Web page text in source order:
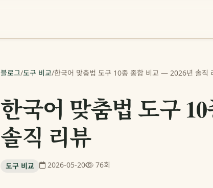
블로그/도구 비교/한국어 맞춤법 도구 10종 종합 비교 — 2026년 솔직
한국어 맞춤법 도구
솔직 리뷰
도구 비교 2026-05-20 76회